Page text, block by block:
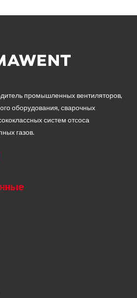
промышленных вентиляторов,
оборудования, сварочных
систем отсоса
газов.